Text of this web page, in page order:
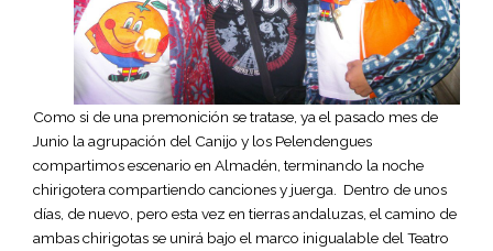
Como si de una premonición se tratase, ya el pasado mes de
Junio la agrupación del Canijo y los Pelendengues
compartimos escenario en Almadén, terminando la noche
chirigotera compartiendo canciones y juerga. Dentro de unos
días, de nuevo, pero esta vez en tierras andaluzas, el camino de
ambas chirigotas se unirá bajo el marco inigualable del Teatro